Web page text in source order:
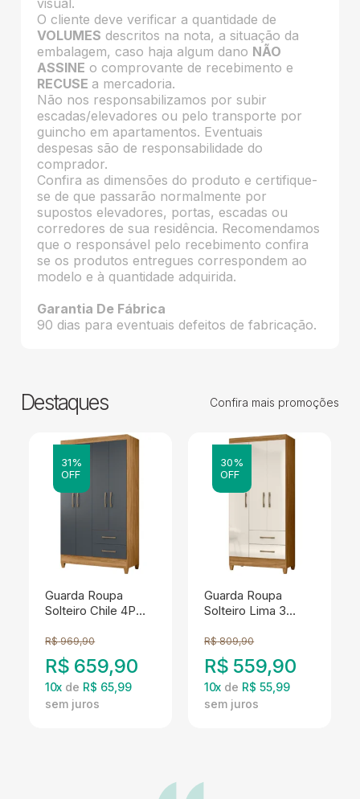
O cliente deve verificar a quantidade de
VOLUMES descritos na nota, a situação da
embalagem, caso haja algum dano NÃO
ASSINE o comprovante de recebimento e
RECUSE a mercadoria.
Não nos responsabilizamos por subir
escadas/elevadores ou pelo transporte por
guincho em apartamentos. Eventuais
despesas são de responsabilidade do
comprador.
Confira as dimensões do produto e certifique-
se de que passarão normalmente por
supostos elevadores, portas, escadas ou
corredores de sua residência. Recomendamos
que o responsável pelo recebimento confira
se os produtos entregues correspondem ao
modelo e à quantidade adquirida.
Garantia De Fábrica
90 dias para eventuais defeitos de fabricação.
Destaques Confira mais promoções
31%
OFF
Guarda Roupa
Solteiro Chile 4P
Moval
R$ 969,90
R$ 659,90
10x de R$ 65,99
30%
OFF
Guarda Roupa
Solteiro Lima 3
Freijo Off White
Moval
R$ 809,90
R$ 559,90
10x de R$ 55,99